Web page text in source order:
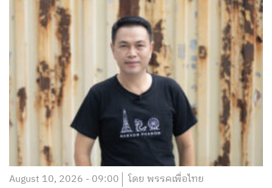
August 10, 2026 - 09:00 โดย พรรคเพื่อไทย